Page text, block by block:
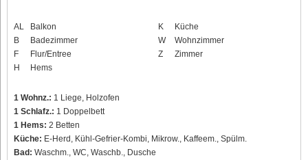
AL
Balkon
B
Badezimmer
F
Flur/Entree
H
Hems
K
Küche
W
Wohnzimmer
Z
Zimmer
1 Wohnz.: 1 Liege, Holzofen
1 Schlafz.: 1 Doppelbett
1 Hems: 2 Betten
Küche: E-Herd, Kühl-Gefrier-Kombi, Mikrow., Kaffeem., Spülm.
Bad: Waschm., WC, Waschb., Dusche